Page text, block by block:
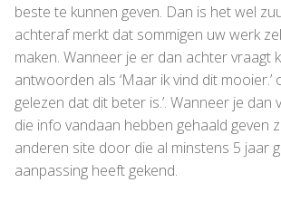
beste te kunnen geven. Dan is het wel
achteraf merkt dat sommigen uw werk
maken. Wanneer je er dan achter vraagt
antwoorden als ‘Maar ik vind dit mooier.’
gelezen dat dit beter is.’. Wanneer je dan
die info vandaan hebben gehaald geven
anderen site door die al minstens 5 jaar
aanpassing heeft gekend.